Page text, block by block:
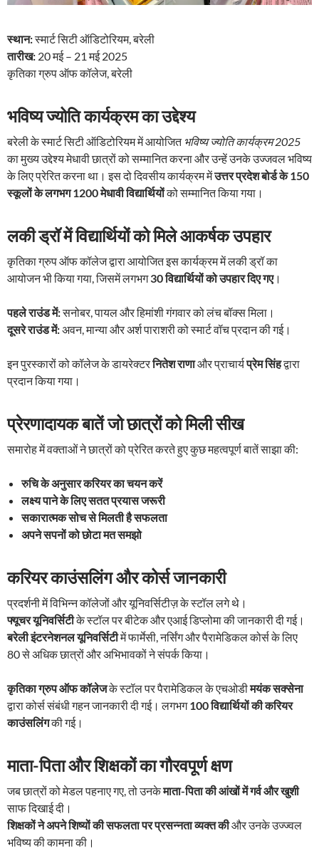
स्थान:स्मार्ट सिटी ऑडिटोरियम, बरेली
तारीख: 20 मई – 21 मई 2025
कृतिका ग्रुप ऑफ कॉलेज, बरेली
भविष्य ज्योति कार्यक्रम का उद्देश्य
बरेली के स्मार्ट सिटी ऑडिटोरियम में आयोजित भविष्य ज्योति कार्यक्रम 2025
का मुख्य उद्देश्य मेधावी छात्रों को सम्मानित करना और उन्हें उनके उज्जवल भविष्य
के लिए प्रेरित करना था। इस दो दिवसीय कार्यक्रम मेंउत्तर प्रदेश बोर्ड के 150
स्कूलों के लगभग 1200 मेधावी विद्यार्थियोंको सम्मानित किया गया।
लकी ड्रॉ में विद्यार्थियों को मिले आकर्षक उपहार
कृतिका ग्रुप ऑफ कॉलेज द्वारा आयोजित इस कार्यक्रम में लकी ड्रॉ का
आयोजन भी किया गया, जिसमें लगभग30 विद्यार्थियों को उपहार दिए गए।
पहले राउंड में:सनोबर, पायल और हिमांशी गंगवार को लंच बॉक्स मिला।
दूसरे राउंड में:अवन, मान्या और अर्श पाराशरी को स्मार्ट वॉच प्रदान की गई।
इन पुरस्कारों को कॉलेज के डायरेक्टरनितेश राणाऔर प्राचार्यप्रेम सिंहद्वारा
प्रदान किया गया।
प्रेरणादायक बातें जो छात्रों को मिली सीख
समारोह में वक्ताओं ने छात्रों को प्रेरित करते हुए कुछ महत्वपूर्ण बातें साझा की:
रुचि के अनुसार करियर का चयन करें
लक्ष्य पाने के लिए सतत प्रयास जरूरी
सकारात्मक सोच से मिलती है सफलता
अपने सपनों को छोटा मत समझो
करियर काउंसलिंग और कोर्स जानकारी
प्रदर्शनी में विभिन्न कॉलेजों और यूनिवर्सिटीज़ के स्टॉल लगे थे।
फ्यूचर यूनिवर्सिटीके स्टॉल पर बीटेक और एआई डिप्लोमा की जानकारी दी गई।
बरेली इंटरनेशनल यूनिवर्सिटीमें फार्मेसी, नर्सिंग और पैरामेडिकल कोर्स के लिए
80 से अधिक छात्रों और अभिभावकों ने संपर्क किया।
कृतिका ग्रुप ऑफ कॉलेजके स्टॉल पर पैरामेडिकल के एचओडीमयंक सक्सेना
द्वारा कोर्स संबंधी गहन जानकारी दी गई। लगभग100 विद्यार्थियों की करियर
काउंसलिंगकी गई।
माता-पिता और शिक्षकों का गौरवपूर्ण क्षण
जब छात्रों को मेडल पहनाए गए, तो उनकेमाता-पिता की आंखों में गर्व और खुशी
साफ दिखाई दी।
शिक्षकों ने अपने शिष्यों की सफलता पर प्रसन्नता व्यक्त कीऔर उनके उज्ज्वल
भविष्य की कामना की।